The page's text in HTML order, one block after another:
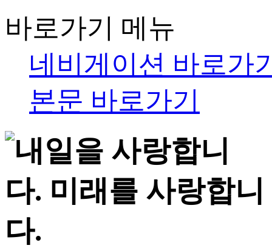
바로가기 메뉴
네비게이션 바로가
본문 바로가기